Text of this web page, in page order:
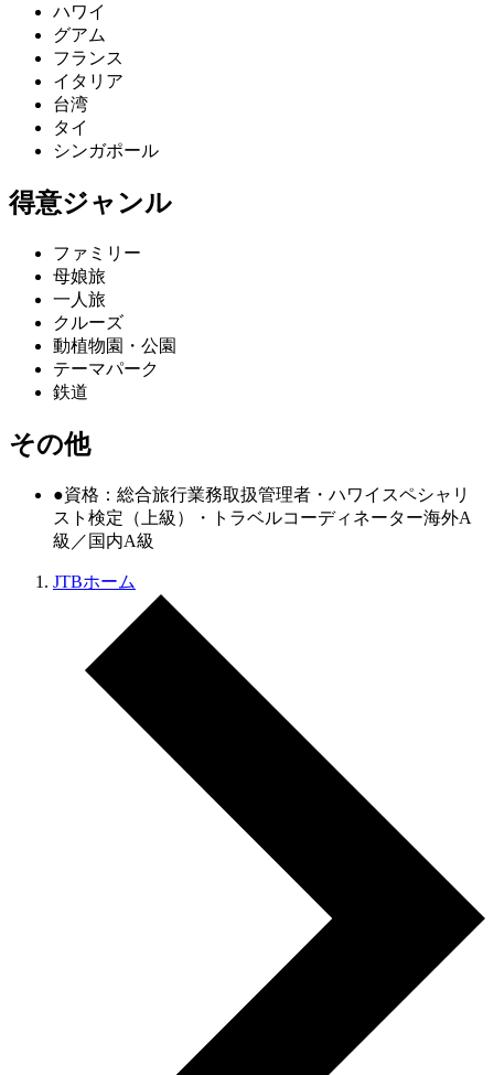
ハワイ
グアム
フランス
イタリア
台湾
タイ
シンガポール
得意ジャンル
ファミリー
母娘旅
一人旅
クルーズ
動植物園・公園
テーマパーク
鉄道
その他
●資格：総合旅行業務取扱管理者・ハワイスペシャリ
スト検定（上級）・トラベルコーディネーター海外A
級／国内A級
JTBホーム